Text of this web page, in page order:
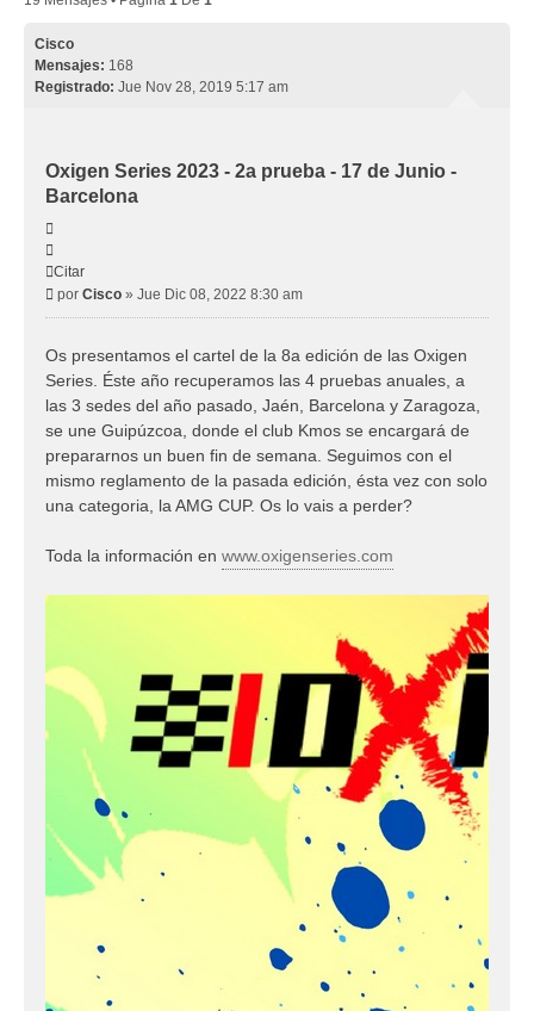
Cisco
Mensajes: 168
Registrado: Jue Nov 28, 2019 5:17 am
Oxigen Series 2023 - 2a prueba - 17 de Junio -
Barcelona
Citar
Mensaje
por Cisco » Jue Dic 08, 2022 8:30 am
Os presentamos el cartel de la 8a edición de las Oxigen
Series. Éste año recuperamos las 4 pruebas anuales, a
las 3 sedes del año pasado, Jaén, Barcelona y Zaragoza,
se une Guipúzcoa, donde el club Kmos se encargará de
prepararnos un buen fin de semana. Seguimos con el
mismo reglamento de la pasada edición, ésta vez con solo
una categoria, la AMG CUP. Os lo vais a perder?
Toda la información en www.oxigenseries.com